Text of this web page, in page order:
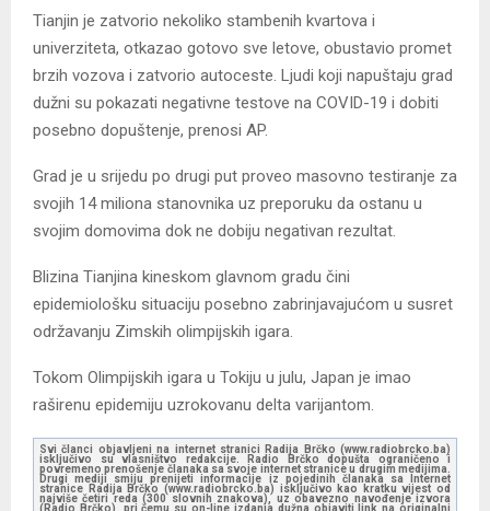
Tianjin je zatvorio nekoliko stambenih kvartova i
univerziteta, otkazao gotovo sve letove, obustavio promet
brzih vozova i zatvorio autoceste. Ljudi koji napuštaju grad
dužni su pokazati negativne testove na COVID-19 i dobiti
posebno dopuštenje, prenosi AP.
Grad je u srijedu po drugi put proveo masovno testiranje za
svojih 14 miliona stanovnika uz preporuku da ostanu u
svojim domovima dok ne dobiju negativan rezultat.
Blizina Tianjina kineskom glavnom gradu čini
epidemiološku situaciju posebno zabrinjavajućom u susret
održavanju Zimskih olimpijskih igara.
Tokom Olimpijskih igara u Tokiju u julu, Japan je imao
raširenu epidemiju uzrokovanu delta varijantom.
Svi članci objavljeni na internet stranici Radija Brčko (www.radiobrcko.ba)
isključivo su vlasništvo redakcije. Radio Brčko dopušta ograničeno i
povremeno prenošenje članaka sa svoje internet stranice u drugim medijima.
Drugi mediji smiju prenijeti informacije iz pojedinih članaka sa Internet
stranice Radija Brčko (www.radiobrcko.ba) isključivo kao kratku vijest od
najviše četiri reda (300 slovnih znakova), uz obavezno navođenje izvora
(Radio Brčko), pri čemu su on-line izdanja dužna objaviti link na originalni